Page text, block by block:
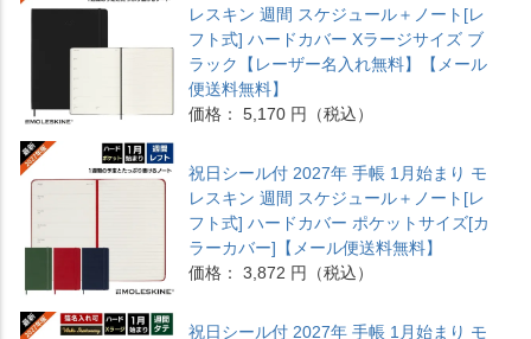
レスキン 週間 スケジュール＋ノート[レ
フト式] ハードカバー Xラージサイズ ブ
ラック【レーザー名入れ無料】【メール
便送料無料】
価格： 5,170 円（税込）
祝日シール付 2027年 手帳 1月始まり モ
レスキン 週間 スケジュール＋ノート[レ
フト式] ハードカバー ポケットサイズ[カ
ラーカバー]【メール便送料無料】
価格： 3,872 円（税込）
祝日シール付 2027年 手帳 1月始まり モ